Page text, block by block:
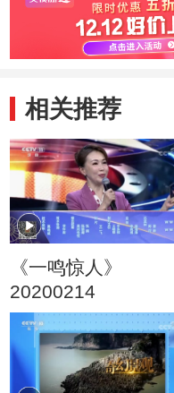
相关推荐
《一鸣惊人》
20200214